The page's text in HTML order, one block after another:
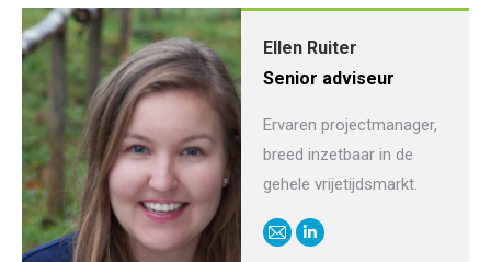
Ellen Ruiter
Senior adviseur
Ervaren projectmanager,
breed inzetbaar in de
gehele vrijetijdsmarkt.
E-
Linkedin